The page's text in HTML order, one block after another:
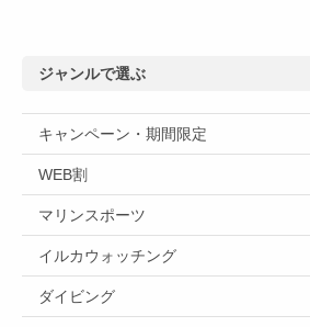
ジャンルで選ぶ
キャンペーン・期間限定
WEB割
マリンスポーツ
イルカウォッチング
ダイビング